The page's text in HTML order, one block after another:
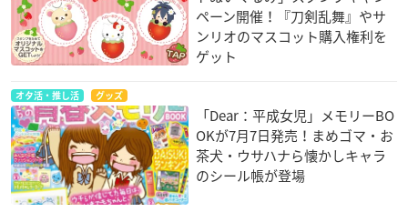
ペーン開催！『刀剣乱舞』やサ
ンリオのマスコット購入権利を
ゲット
オタ活・推し活 グッズ
「Dear：平成女児」メモリーBO
OKが7月7日発売！まめゴマ・お
茶犬・ウサハナら懐かしキャラ
のシール帳が登場